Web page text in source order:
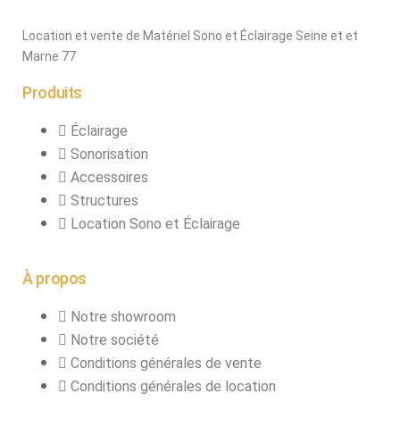
Location et vente de Matériel Sono et Éclairage Seine et et
Marne 77
Produits
Éclairage
Sonorisation
Accessoires
Structures
Location Sono et Éclairage
À propos
Notre showroom
Notre société
Conditions générales de vente
Conditions générales de location